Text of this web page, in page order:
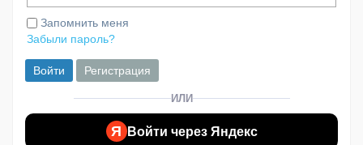
Запомнить меня
Забыли пароль?
Войти Регистрация
ИЛИ
Я Войти через Яндекс